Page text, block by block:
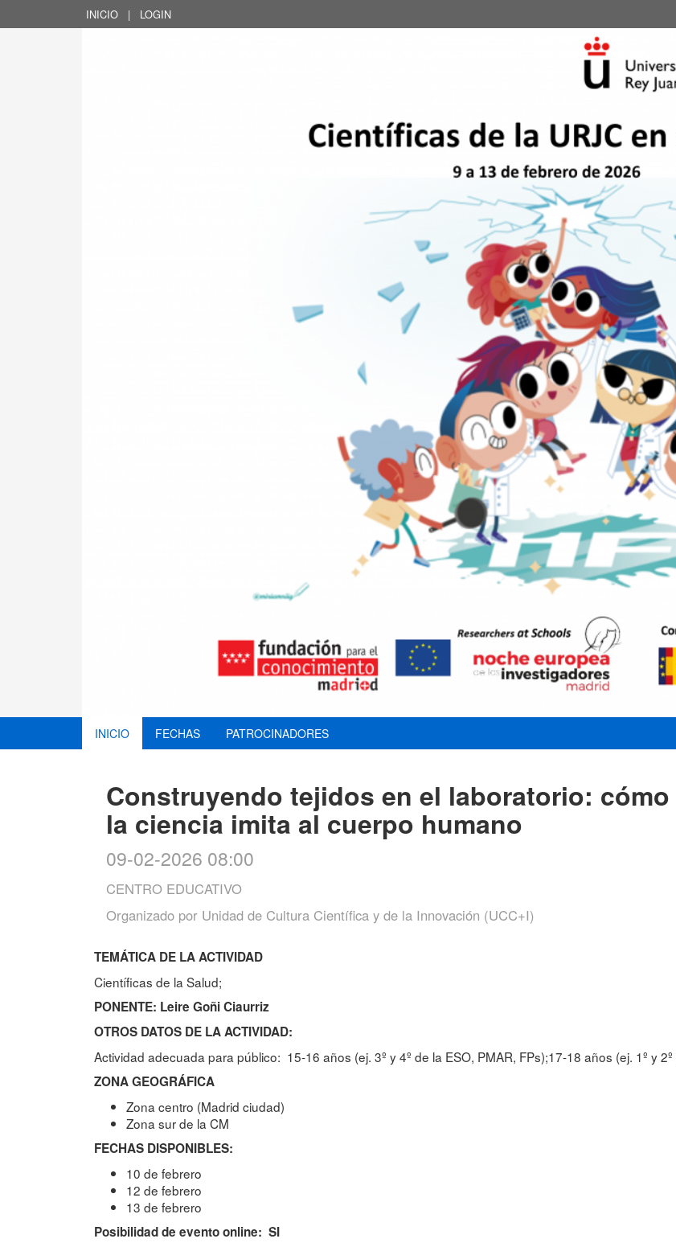
INICIO | LOGIN
INICIO FECHAS PATROCINADORES
Construyendo tejidos en el laboratorio: cómo
la ciencia imita al cuerpo humano
09-02-2026 08:00
CENTRO EDUCATIVO
Organizado por Unidad de Cultura Científica y de la Innovación (UCC+I)
TEMÁTICA DE LA ACTIVIDAD
Científicas de la Salud;
PONENTE: Leire Goñi Ciaurriz
OTROS DATOS DE LA ACTIVIDAD:
Actividad adecuada para público: 15-16 años (ej. 3º y 4º de la ESO, PMAR, FPs);17-18 años (ej. 1º y
ZONA GEOGRÁFICA
Zona centro (Madrid ciudad)
Zona sur de la CM
FECHAS DISPONIBLES:
10 de febrero
12 de febrero
13 de febrero
Posibilidad de evento online: SI